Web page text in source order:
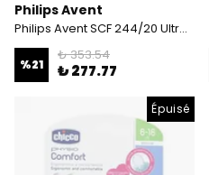
Philips Avent
Philips Avent SCF 244/20 Ultra Air 0-6 Ay 2'Li Emzik Erkek
%21
₺ 353.54
₺ 277.77
Épuisé